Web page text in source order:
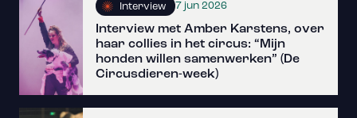
Interview 7 jun 2026
Interview met Amber Karstens, over
haar collies in het circus: “Mijn
honden willen samenwerken” (De
Circusdieren-week)